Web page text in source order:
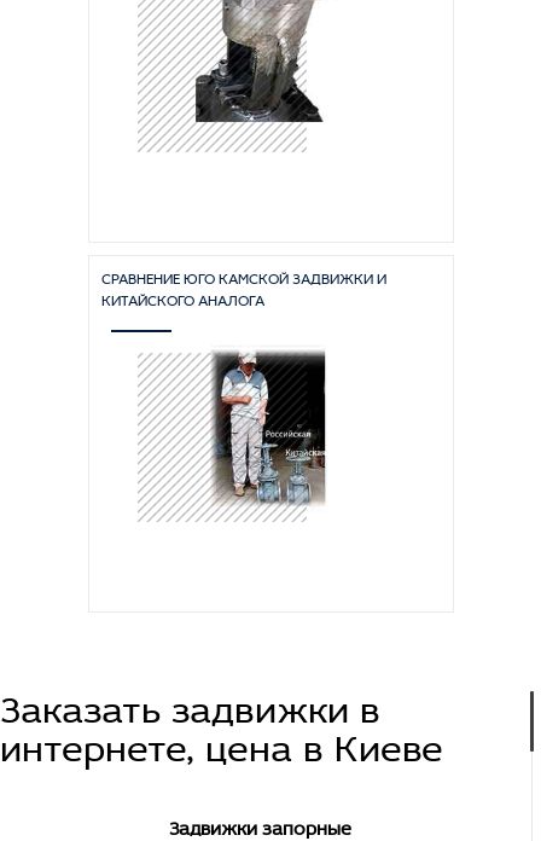
СРАВНЕНИЕ ЮГО КАМСКОЙ ЗАДВИЖКИ И
КИТАЙСКОГО АНАЛОГА
Заказать задвижки в
интернете, цена в Киеве
Задвижки запорные